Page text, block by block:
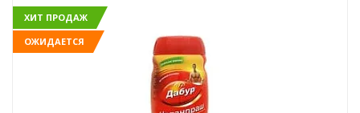
ХИТ ПРОДАЖ
ОЖИДАЕТСЯ